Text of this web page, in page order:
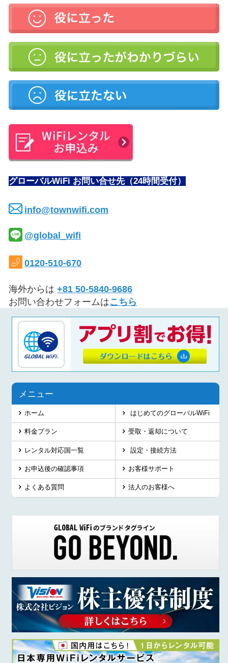
グローバルWiFi お問い合せ先（24時間受付）
info@townwifi.com
@global_wifi
0120-510-670
海外からは+81 50-5840-9686
お問い合わせフォームはこちら
メニュー
ホーム
料金プラン
レンタル対応国一覧
お申込後の確認事項
よくある質問
はじめてのグローバルWiFi
受取・返却について
設定・接続方法
お客様サポート
法人のお客様へ